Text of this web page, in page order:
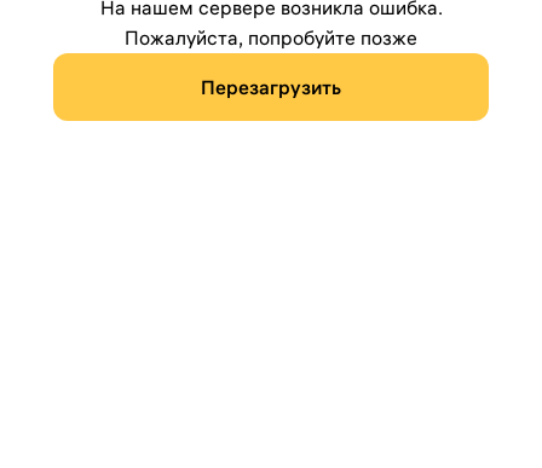
На нашем сервере возникла ошибка.
Пожалуйста, попробуйте позже
Перезагрузить